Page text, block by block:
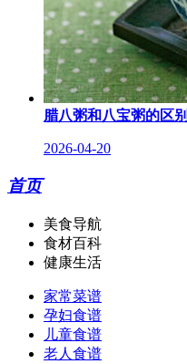
腊八粥和八宝粥的区别
2026-04-20
首页
美食导航
食材百科
健康生活
家常菜谱
孕妇食谱
儿童食谱
老人食谱